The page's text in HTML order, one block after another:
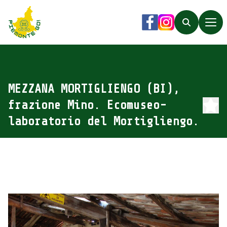
Piemonte Go!
Facebook
Instagram
Search
MEZZANA MORTIGLIENGO (BI),
frazione Mino. Ecomuseo-
laboratorio del Mortigliengo.